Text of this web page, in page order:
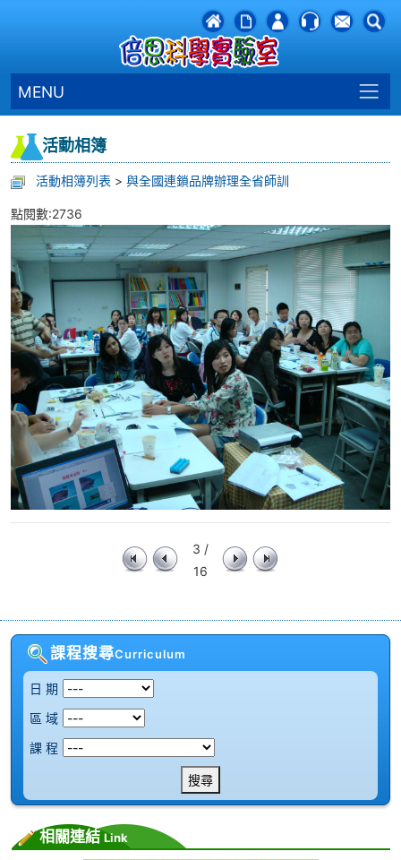
MENU
活動相簿
活動相簿列表 > 與全國連鎖品牌辦理全省師訓
點閱數:2736
3 /
16
課程搜尋Curriculum
日 期
區 域
課 程
搜尋
相關連結Link